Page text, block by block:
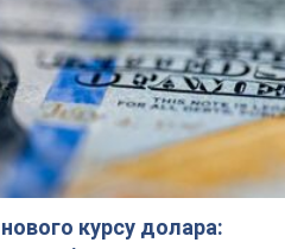
курсу долара: